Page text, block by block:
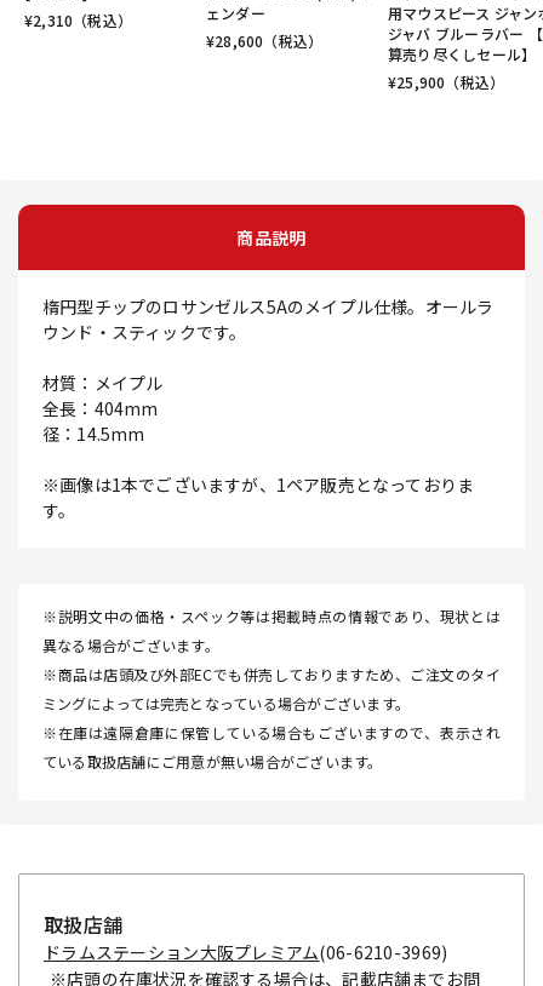
¥2,310 （税込）
ェンダー
¥28,600 （税込）
用マウスピース ジャン
ジャバ ブルーラバー
算売り尽くしセール】
¥25,900 （税込）
商品説明
楕円型チップのロサンゼルス5Aのメイプル仕様。オールラ
ウンド・スティックです。
材質：メイプル
全長：404mm
径：14.5mm
※画像は1本でございますが、1ペア販売となっておりま
す。
※説明文中の価格・スペック等は掲載時点の情報であり、現状とは
異なる場合がございます。
※商品は店頭及び外部ECでも併売しておりますため、ご注文のタイ
ミングによっては完売となっている場合がございます。
※在庫は遠隔倉庫に保管している場合もございますので、表示され
ている取扱店舗にご用意が無い場合がございます。
取扱店舗
ドラムステーション大阪プレミアム(06-6210-3969)
※店頭の在庫状況を確認する場合は、記載店舗までお問